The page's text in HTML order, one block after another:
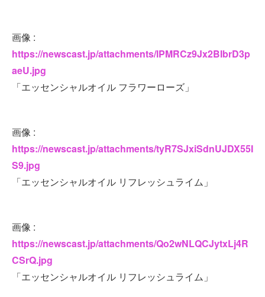
画像 :
https://newscast.jp/attachments/lPMRCz9Jx2BIbrD3p
aeU.jpg
「エッセンシャルオイル フラワーローズ」
画像 :
https://newscast.jp/attachments/tyR7SJxiSdnUJDX55I
S9.jpg
「エッセンシャルオイル リフレッシュライム」
画像 :
https://newscast.jp/attachments/Qo2wNLQCJytxLj4R
CSrQ.jpg
「エッセンシャルオイル リフレッシュライム」